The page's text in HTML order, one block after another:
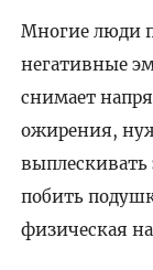
Многие люди
негативные
снимает
ожирения,
побить
физическая